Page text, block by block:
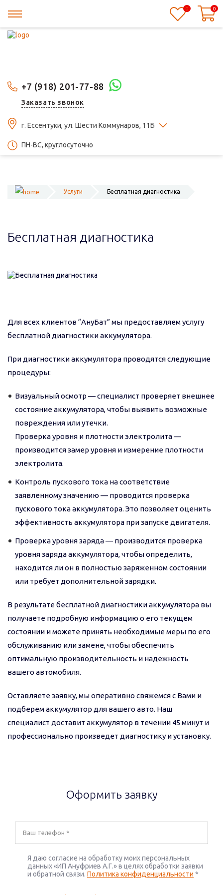
+7 (918) 201-77-88
Заказать звонок
г. Ессентуки, ул. Шести Коммунаров, 11Б
ПН-ВС, круглосуточно
0 0
Услуги Бесплатная диагностика
Бесплатная диагностика
Для всех клиентов “АнуБат” мы предоставляем услугу
бесплатной диагностики аккумулятора.
При диагностики аккумулятора проводятся следующие
процедуры:
Визуальный осмотр — специалист проверяет внешнее
состояние аккумулятора, чтобы выявить возможные
повреждения или утечки.
Проверка уровня и плотности электролита —
производится замер уровня и измерение плотности
электролита.
Контроль пускового тока на соответствие
заявленному значению — проводится проверка
пускового тока аккумулятора. Это позволяет оценить
эффективность аккумулятора при запуске двигателя.
Проверка уровня заряда — производится проверка
уровня заряда аккумулятора, чтобы определить,
находится ли он в полностью заряженном состоянии
или требует дополнительной зарядки.
В результате бесплатной диагностики аккумулятора вы
получаете подробную информацию о его текущем
состоянии и можете принять необходимые меры по его
обслуживанию или замене, чтобы обеспечить
оптимальную производительность и надежность
вашего автомобиля.
Оставляете заявку, мы оперативно свяжемся с Вами и
подберем аккумулятор для вашего авто. Наш
специалист доставит аккумулятор в течении 45 минут и
профессионально произведет диагностику и установку.
Оформить заявку
Я даю согласие на обработку моих персональных
данных «ИП Ануфриев А.Г.» в целях обработки заявки
и обратной связи. Политика конфиденциальности *